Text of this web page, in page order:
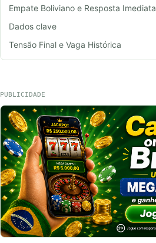
Empate Boliviano e Resposta Imediata
Dados clave
Tensão Final e Vaga Histórica
PUBLICIDADE